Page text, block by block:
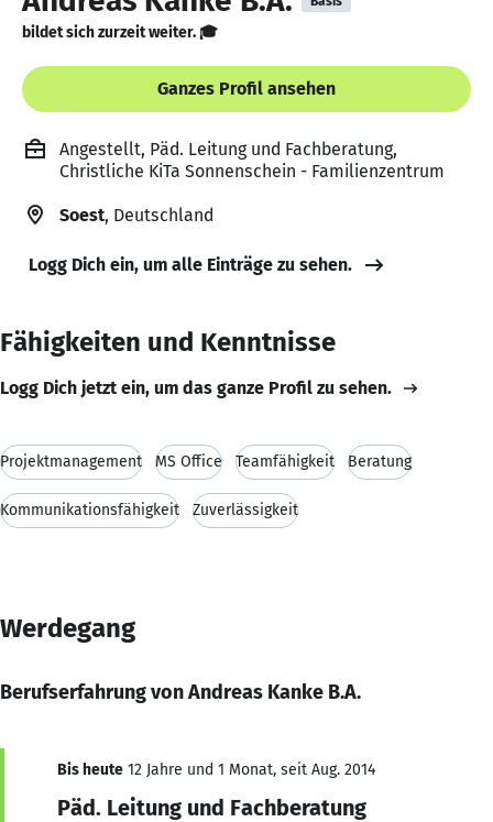
bildet sich zurzeit weiter. 🎓
Ganzes Profil ansehen
Angestellt, Päd. Leitung und Fachberatung,
Christliche KiTa Sonnenschein - Familienzentrum
Soest, Deutschland
Logg Dich ein, um alle Einträge zu sehen.
Fähigkeiten und Kenntnisse
Logg Dich jetzt ein, um das ganze Profil zu sehen.
Projektmanagement MS Office Teamfähigkeit Beratung
Kommunikationsfähigkeit Zuverlässigkeit
Werdegang
Berufserfahrung von Andreas Kanke B.A.
Bis heute 12 Jahre und 1 Monat, seit Aug. 2014
Päd. Leitung und Fachberatung